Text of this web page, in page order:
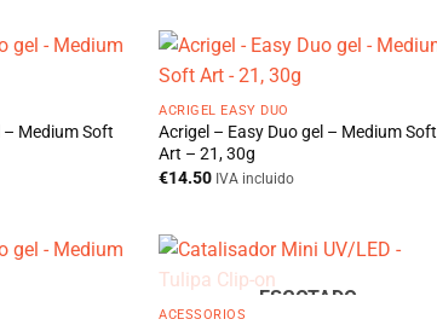
– Medium Soft
ACRIGEL EASY DUO
Acrigel – Easy Duo gel – Medium Soft
Art – 21, 30g
€14.50 IVA incluido
ESGOTADO
ACESSÓRIOS